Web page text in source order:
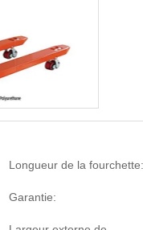
Longueur de la fourchette:
Garantie: